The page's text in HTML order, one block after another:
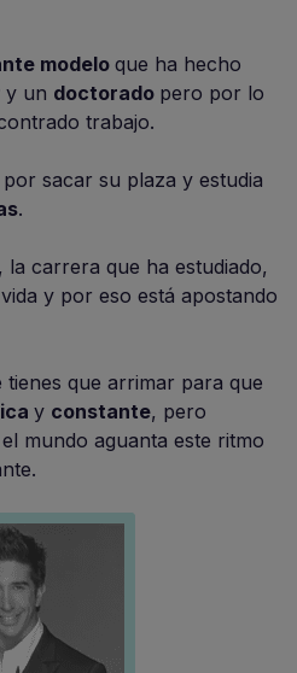
modelo que ha hecho
y un doctorado pero por lo
trabajo.
sacar su plaza y estudia
.
carrera que ha estudiado,
y por eso está apostando
tienes que arrimar para que
y constante, pero
mundo aguanta este ritmo